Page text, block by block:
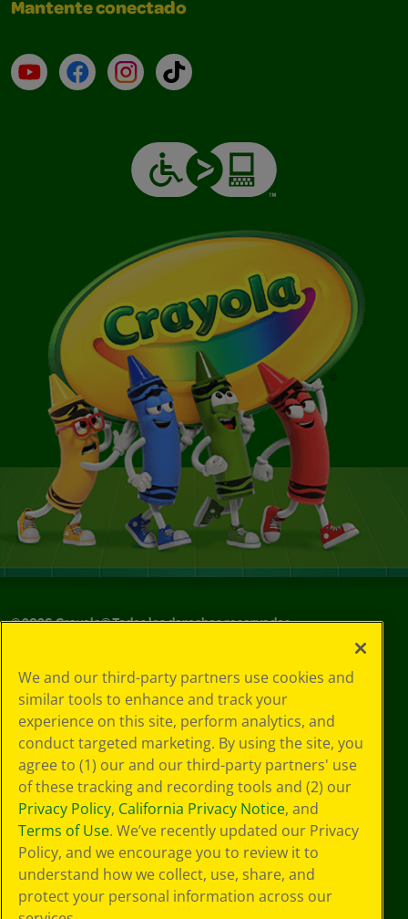
Mantente conectado
YouTube (en inglés)
Facebook (en inglés)
Instagram (en inglés)
TikTok
©2026Crayola® Todos los derechos reservados.
de privacidad
Política de
privacidad
Términos de SMS
GDPR
Aviso de
privacidad de CA
Cookie
Preferences
Condiciones de
uso
Accesibilidad web
Mapa del sitio
We and our third-party partners use cookies and
similar tools to enhance and track your
experience on this site, perform analytics, and
conduct targeted marketing. By using the site, you
agree to (1) our and our third-party partners' use
of these tracking and recording tools and (2) our
Privacy Policy, California Privacy Notice, and
Terms of Use. We’ve recently updated our Privacy
Policy, and we encourage you to review it to
understand how we collect, use, share, and
protect your personal information across our